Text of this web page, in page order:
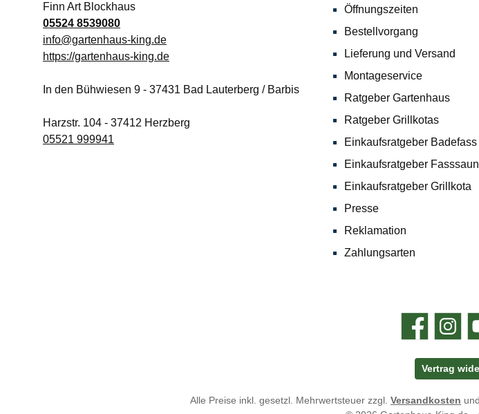
Finn Art Blockhaus
05524 8539080
info@gartenhaus-king.de
https://gartenhaus-king.de
In den Bühwiesen 9 - 37431 Bad Lauterberg / Barbis
Harzstr. 104 - 37412 Herzberg
05521 999941
Öffnungszeiten
Bestellvorgang
Lieferung und Versand
Montageservice
Ratgeber Gartenhaus
Ratgeber Grillkotas
Einkaufsratgeber Badefass
Einkaufsratgeber
Einkaufsratgeber Grillkota
Presse
Reklamation
Zahlungsarten
FacebookInstagram
Vertrag
Alle Preise inkl. gesetzl. Mehrwertsteuer zzgl. Versandkosten